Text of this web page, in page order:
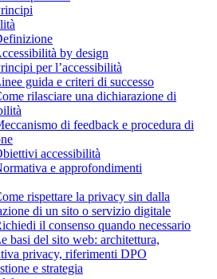
by design
per l’accessibilità
guida e criteri di successo
rilasciare una dichiarazione di
di feedback e procedura di
accessibilità
e approfondimenti
rispettare la privacy sin dalla
di un sito o servizio digitale
il consenso quando necessario
basi del sito web: architettura,
privacy, riferimenti DPO
e strategia